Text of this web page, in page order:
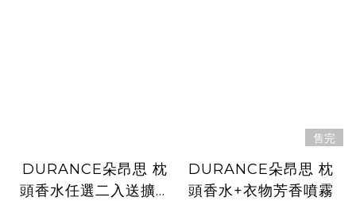
DURANCE朵昂思 枕
頭香水任選二入送擴香
售完
DURANCE朵昂思 枕
頭香水+衣物芳香噴霧